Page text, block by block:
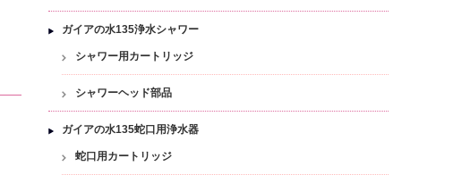
ガイアの水135浄水シャワー
シャワー用カートリッジ
シャワーヘッド部品
ガイアの水135蛇口用浄水器
蛇口用カートリッジ